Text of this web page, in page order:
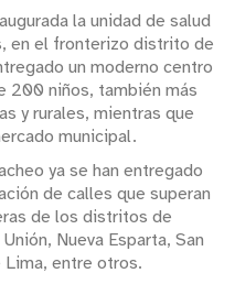
la unidad de salud
en el fronterizo distrito de
un moderno centro
200 niños, también más
y rurales, mientras que
municipal.
ya se han entregado
de calles que superan
de los distritos de
Nueva Esparta, San
Lima, entre otros.